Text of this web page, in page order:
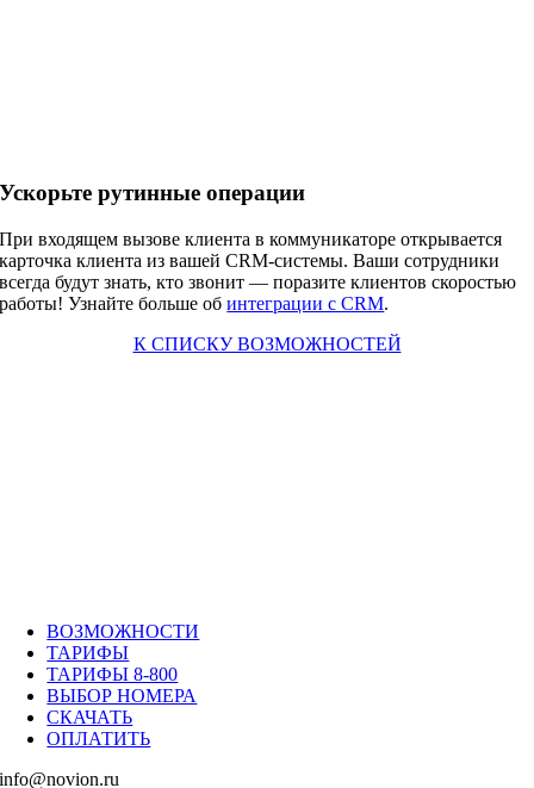
Ускорьте рутинные операции
При входящем вызове клиента в коммуникаторе открывается
карточка клиента из вашей CRM-системы. Ваши сотрудники
всегда будут знать, кто звонит — поразите клиентов скоростью
работы! Узнайте больше обинтеграции с CRM.
К СПИСКУ ВОЗМОЖНОСТЕЙ
ВОЗМОЖНОСТИ
ТАРИФЫ
ТАРИФЫ 8-800
ВЫБОР НОМЕРА
СКАЧАТЬ
ОПЛАТИТЬ
info@novion.ru